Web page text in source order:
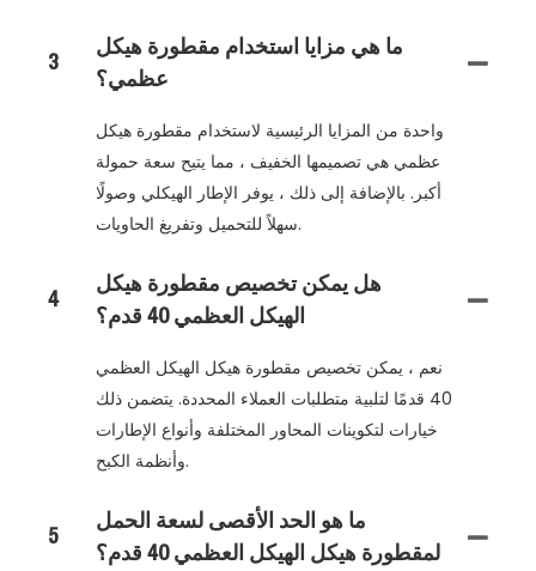
3
ما هي مزايا استخدام مقطورة هيكل
عظمي؟
واحدة من المزايا الرئيسية لاستخدام مقطورة هيكل
عظمي هي تصميمها الخفيف ، مما يتيح سعة حمولة
أكبر. بالإضافة إلى ذلك ، يوفر الإطار الهيكلي وصولًا
سهلاً للتحميل وتفريغ الحاويات.
4
هل يمكن تخصيص مقطورة هيكل
الهيكل العظمي 40 قدم؟
نعم ، يمكن تخصيص مقطورة هيكل الهيكل العظمي
40 قدمًا لتلبية متطلبات العملاء المحددة. يتضمن ذلك
خيارات لتكوينات المحاور المختلفة وأنواع الإطارات
وأنظمة الكبح.
5
ما هو الحد الأقصى لسعة الحمل
لمقطورة هيكل الهيكل العظمي 40 قدم؟